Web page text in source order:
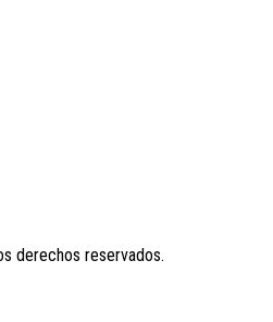
derechos reservados.